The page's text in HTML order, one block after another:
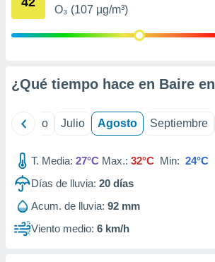
mediante
1199
O₃ (107 µg/m³)
¿Qué tiempo hace en Baire en
Junio Julio Agosto Septiembre
T. Media: 27°C Max.: 32°C Min: 24°C
Días de lluvia: 20 días
Acum. de lluvia: 92 mm
Viento medio: 6 km/h